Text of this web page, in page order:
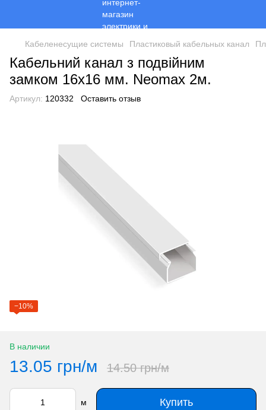
Кабеленесущие системы Пластиковый кабельных канал
Кабельний канал з подвійним
замком 16х16 мм. Neomax 2м.
Артикул: 120332 Оставить отзыв
−10%
В наличии
13.05 грн/м 14.50 грн/м
м Купить